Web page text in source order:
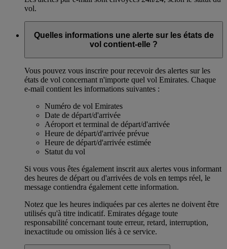
vol.
Quelles informations une alerte sur les états de
vol contient-elle ?
Vous pouvez vous inscrire pour recevoir des alertes sur les
états de vol concernant n'importe quel vol Emirates. Chaque
e-mail contient les informations suivantes :
Numéro de vol Emirates
Date de départ/d'arrivée
Aéroport et terminal de départ/d'arrivée
Heure de départ/d'arrivée prévue
Heure de départ/d'arrivée estimée
Statut du vol
Si vous vous êtes également inscrit aux alertes vous informant
des heures de départ ou d'arrivées de vols en temps réel, le
message contiendra également cette information.
Notez que les heures indiquées par ces alertes ne doivent être
utilisés qu'à titre indicatif. Emirates dégage toute
responsabilité concernant toute erreur, retard, interruption,
inexactitude ou omission liés à ce service.